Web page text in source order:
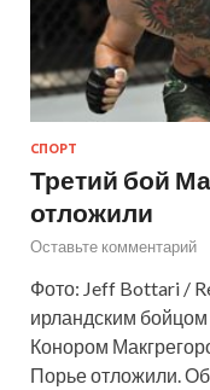
СПОРТ
Третий бой
отложили
Оставьте комментарий
Фото: Jeff Bottari /
ирландским
Конором
Порье отложили.